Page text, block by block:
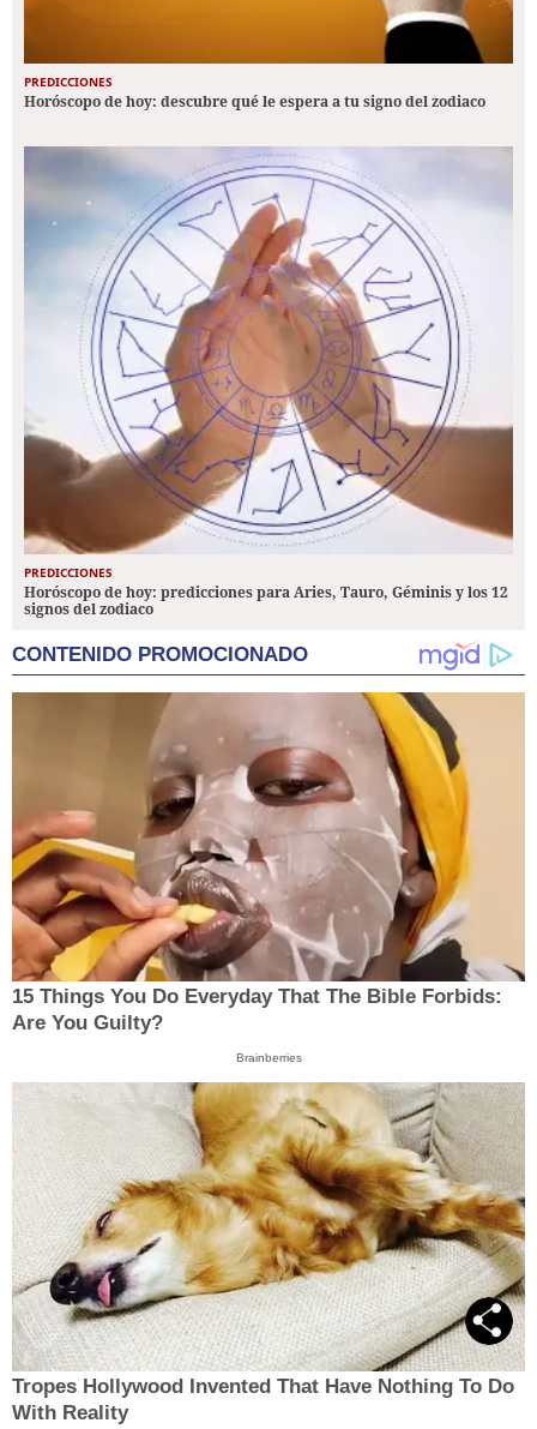
PREDICCIONES
Horóscopo de hoy: descubre qué le espera a tu signo del zodiaco
PREDICCIONES
Horóscopo de hoy: predicciones para Aries, Tauro, Géminis y los 12
signos del zodiaco
CONTENIDO PROMOCIONADO
15 Things You Do Everyday That The Bible Forbids:
Are You Guilty?
Brainberries
Tropes Hollywood Invented That Have Nothing To Do
With Reality